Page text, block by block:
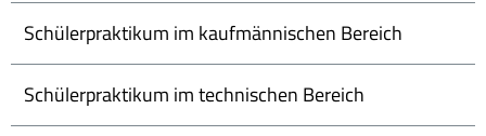
Schülerpraktikum im kaufmännischen Bereich
Schülerpraktikum im technischen Bereich